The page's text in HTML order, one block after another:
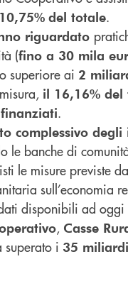
del totale.
riguardato
(fino a 30 mila
superiore ai 2
il 16,16%
.
complessivo
le banche di
le misure previste
sull’economia
disponibili ad oggi
, Casse
superato i 35 miliardi